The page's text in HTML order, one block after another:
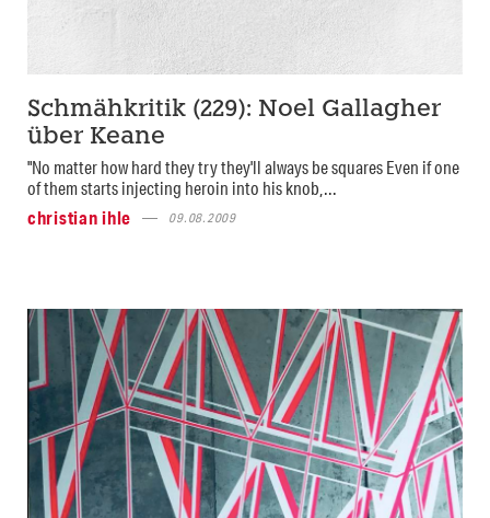
Schmähkritik (229): Noel Gallagher
über Keane
"No matter how hard they try they'll always be squares Even if one
of them starts injecting heroin into his knob,...
christian ihle
09.08.2009